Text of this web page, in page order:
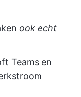
ook echt
Teams en